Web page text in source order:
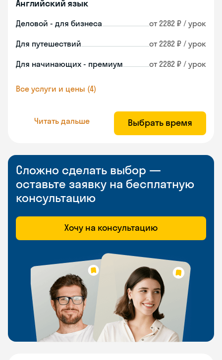
Английский язык
Деловой - для бизнеса от 2282 ₽ / урок
Для путешествий от 2282 ₽ / урок
Для начинающих - премиум от 2282 ₽ / урок
Все услуги и цены (4)
Читать дальше Выбрать время
Сложно сделать выбор —
оставьте заявку на бесплатную
консультацию
Хочу на консультацию